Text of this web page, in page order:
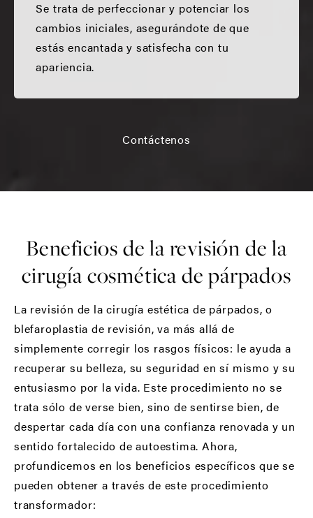
Se trata de perfeccionar y potenciar los
cambios iniciales, asegurándote de que
estás encantada y satisfecha con tu
apariencia.
Contáctenos
Beneficios de la revisión de la
cirugía cosmética de párpados
La revisión de la cirugía estética de párpados, o
blefaroplastia de revisión, va más allá de
simplemente corregir los rasgos físicos: le ayuda a
recuperar su belleza, su seguridad en sí mismo y su
entusiasmo por la vida. Este procedimiento no se
trata sólo de verse bien, sino de sentirse bien, de
despertar cada día con una confianza renovada y un
sentido fortalecido de autoestima. Ahora,
profundicemos en los beneficios específicos que se
pueden obtener a través de este procedimiento
transformador: